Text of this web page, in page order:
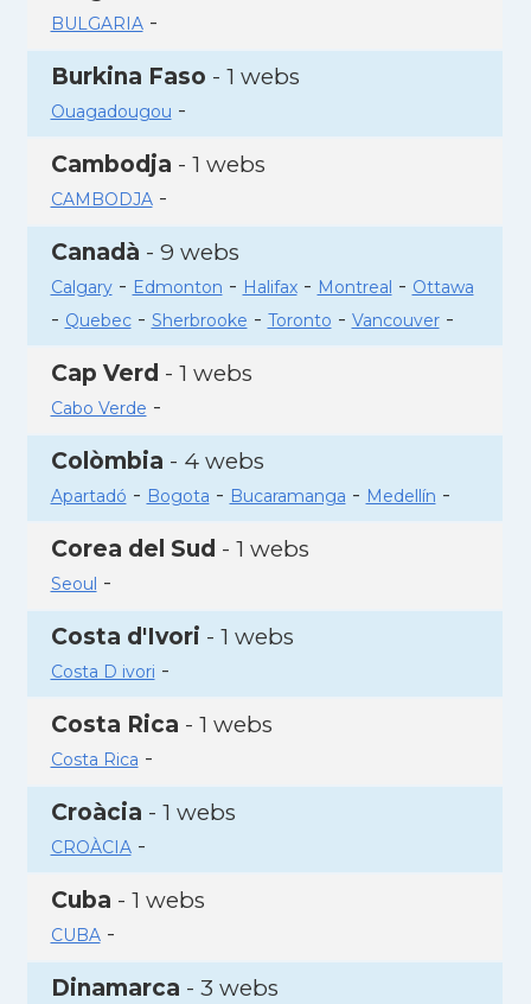
BULGARIA-
Burkina Faso - 1 webs
Ouagadougou -
Cambodja - 1 webs
CAMBODJA-
Canadà - 9 webs
Calgary- Edmonton - Halifax- Montreal - Ottawa
- Quebec- Sherbrooke - Toronto - Vancouver-
Cap Verd - 1 webs
Cabo Verde -
Colòmbia - 4 webs
Apartadó - Bogota - Bucaramanga - Medellín -
Corea del Sud - 1 webs
Seoul -
Costa d'Ivori - 1 webs
Costa D ivori -
Costa Rica - 1 webs
Costa Rica -
Croàcia - 1 webs
CROÀCIA-
Cuba - 1 webs
CUBA-
Dinamarca - 3 webs